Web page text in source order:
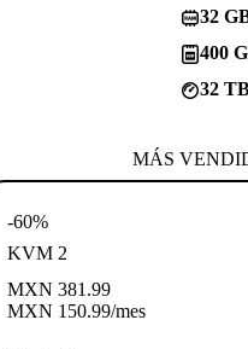
32
400
32
MÁS
-60%
KVM 2
MXN 381.99
MXN 150.99/mes